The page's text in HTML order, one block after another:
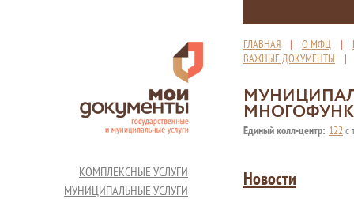
ГЛАВНАЯ | О МФЦ |
ВАЖНЫЕ ДОКУМЕНТЫ
Единый колл-центр: 122с
КОМПЛЕКСНЫЕ УСЛУГИ
МУНИЦИПАЛЬНЫЕ УСЛУГИ
Новости